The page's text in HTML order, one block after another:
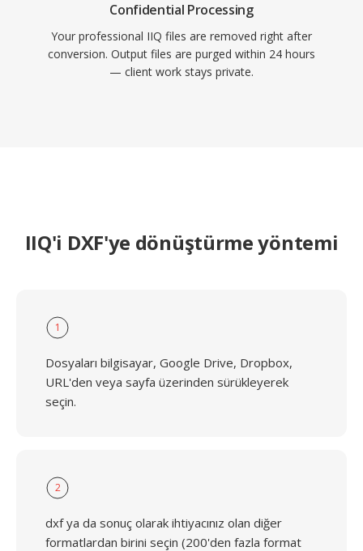
Confidential Processing
Your professional IIQ files are removed right after
conversion. Output files are purged within 24 hours
— client work stays private.
IIQ'i DXF'ye dönüştürme yöntemi
1
Dosyaları bilgisayar, Google Drive, Dropbox,
URL'den veya sayfa üzerinden sürükleyerek
seçin.
2
dxf ya da sonuç olarak ihtiyacınız olan diğer
formatlardan birini seçin (200'den fazla format